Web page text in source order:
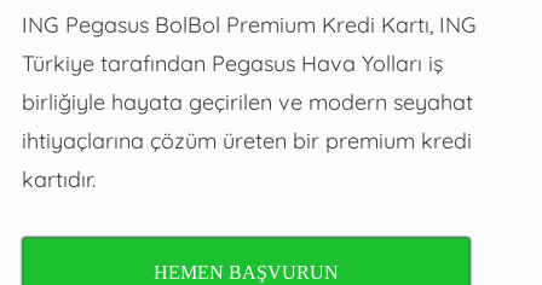
ING Pegasus BolBol Premium Kredi Kartı, ING
Türkiye tarafından Pegasus Hava Yolları iş
birliğiyle hayata geçirilen ve modern seyahat
ihtiyaçlarına çözüm üreten bir premium kredi
kartıdır.
HEMEN BAŞVURUN